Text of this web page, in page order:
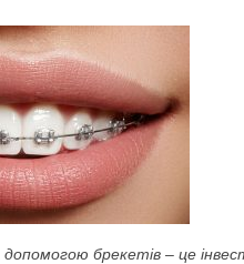
допомогою брекетів – це